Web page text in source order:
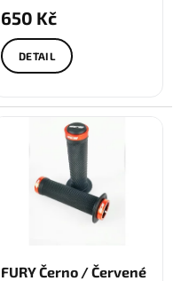
650 Kč
DETAIL
FURY Černo / Červené